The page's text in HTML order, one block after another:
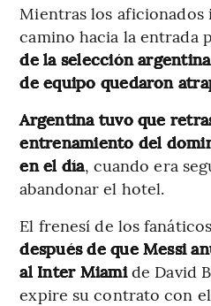
Mientras los aficionados
camino hacia la entrada
de la selección
de equipo quedaron
Argentina tuvo que
entrenamiento del
en el día, cuando era
abandonar el hotel.
El frenesí de los
después de que Messi
al Inter Miamide David
expire su contrato con